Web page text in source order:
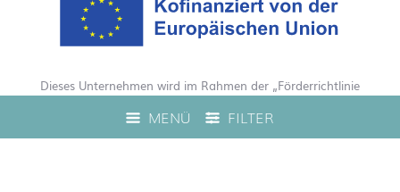
MENÜ FILTER
Dieses Unternehmen wird im Rahmen der „Förderrichtlinie
Digitalisierung Zuschuss EFRE 2021 bis 2027“ gefördert. Hierdurch
wurde eine Live-Produktberatung auf unserem Webshop